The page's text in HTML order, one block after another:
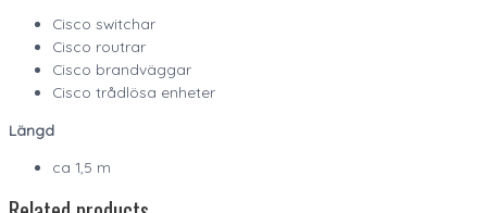
Cisco switchar
Cisco routrar
Cisco brandväggar
Cisco trådlösa enheter
Längd
ca 1,5 m